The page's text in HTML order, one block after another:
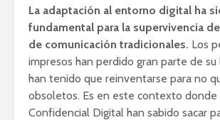
La adaptación al entorno digital ha
fundamental para la supervivencia
de comunicación tradicionales. Los
impresos han perdido gran parte de
han tenido que reinventarse para no
obsoletos. Es en este contexto donde
Confidencial Digital han sabido sacar